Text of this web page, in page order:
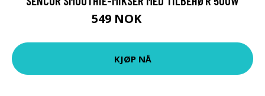
549 NOK
KJØP NÅ